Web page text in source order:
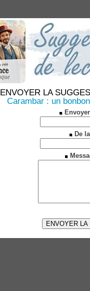
ENVOYER LA
Carambar : un
De